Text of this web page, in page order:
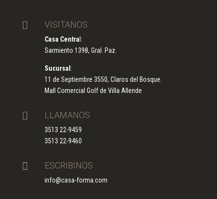
 VISITANOS
Casa Centra l:
Sarmiento 1398, Gral. Paz.
Sucursal :
11 de Septiembre 3550, Claros del Bosque.
Mall Comercial Golf de Villa Allende
 LLAMANOS
3513 22-9459
3513 22-9460
 ESCRIBINOS
info@casa-forma.com